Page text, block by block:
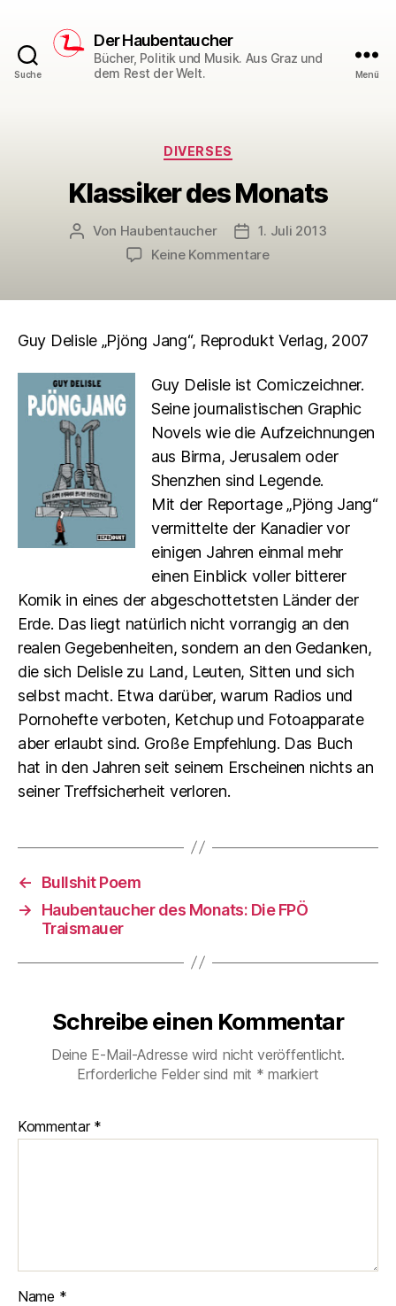
Suche
Der Haubentaucher
Bücher, Politik und Musik. Aus Graz und
dem Rest der Welt.
Menü
Kategorien
DIVERSES
Klassiker des Monats
Beitragsautor
Von Haubentaucher Veröffentlichungsdatum
1. Juli 2013
Keine Kommentarezu
Guy Delisle „Pjöng Jang“, Reprodukt Verlag, 2007
Guy Delisle ist Comiczeichner.
Seine journalistischen Graphic
Novels wie die Aufzeichnungen
aus Birma, Jerusalem oder
Shenzhen sind Legende.
Mit der Reportage „Pjöng Jang“
vermittelte der Kanadier vor
einigen Jahren einmal mehr
einen Einblick voller bitterer
Komik in eines der abgeschottetsten Länder der
Erde. Das liegt natürlich nicht vorrangig an den
realen Gegebenheiten, sondern an den Gedanken,
die sich Delisle zu Land, Leuten, Sitten und sich
selbst macht. Etwa darüber, warum Radios und
Pornohefte verboten, Ketchup und Fotoapparate
aber erlaubt sind. Große Empfehlung. Das Buch
hat in den Jahren seit seinem Erscheinen nichts an
seiner Treffsicherheit verloren.
←
Bullshit Poem
→
Haubentaucher des Monats: Die FPÖ
Traismauer
Schreibe einen Kommentar
Deine E-Mail-Adresse wird nicht veröffentlicht.
Erforderliche Felder sind mit * markiert
Kommentar *
Name *